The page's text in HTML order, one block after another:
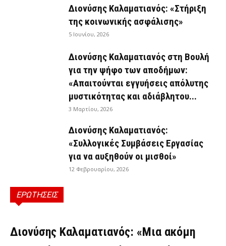
Διονύσης Καλαματιανός: «Στήριξη
της κοινωνικής ασφάλισης»
5 Ιουνίου, 2026
Διονύσης Καλαματιανός στη Βουλή
για την ψήφο των αποδήμων:
«Απαιτούνται εγγυήσεις απόλυτης
μυστικότητας και αδιάβλητου...
3 Μαρτίου, 2026
Διονύσης Καλαματιανός:
«Συλλογικές Συμβάσεις Εργασίας
για να αυξηθούν οι μισθοί»
12 Φεβρουαρίου, 2026
ΕΡΩΤΗΣΕΙΣ
ΕΡΩΤΉΣΕΙΣ
Διονύσης Καλαματιανός: «Μια ακόμη